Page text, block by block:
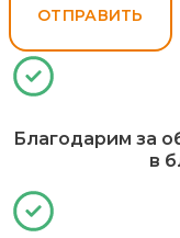
ОТПРАВИТЬ
Благодарим за
в